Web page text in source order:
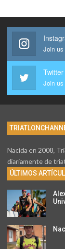
Join
Twitter
Join
Nacida en 2008,
diariamente de
ÚLTIMOS